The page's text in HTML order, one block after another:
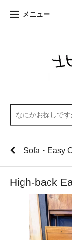
メニュー
Sofa・Easy
High-back